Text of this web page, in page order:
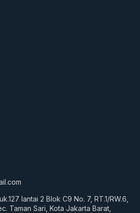
lantai 2 Blok C9 No. 7, RT.1/RW.6,
Taman Sari, Kota Jakarta Barat,